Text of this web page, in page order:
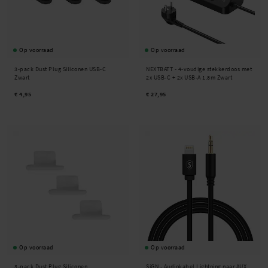
Ontdek ons assortiment accessoires voor opladers en kabels bij PhoneLife en bestel
vandaag nog. Ervaar de voordelen van goed onderhouden en georganiseerde opladers en
Op voorraad
3-pack Dust Plug Siliconen USB-C
Zwart
€ 4,95
Op voorraad
NEXTBATT - 4-voudige stekkerdoos met
2x USB-C + 2x USB-A 1.8m Zwart
€ 27,95
Op voorraad Op voorraad